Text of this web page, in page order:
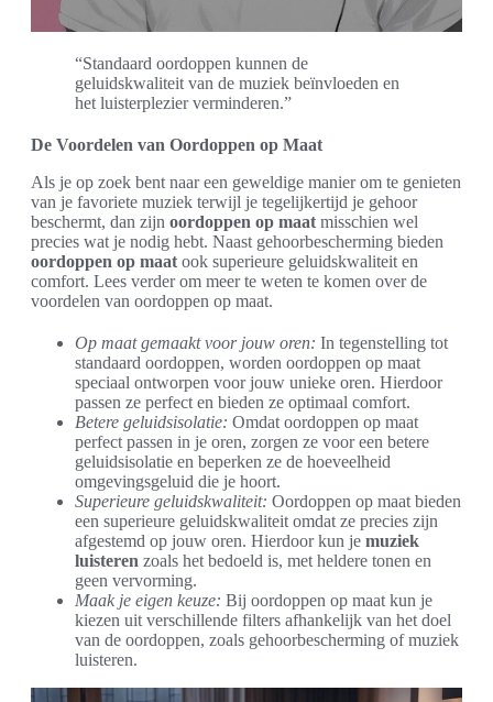
“Standaard oordoppen kunnen de
geluidskwaliteit van de muziek beïnvloeden en
het luisterplezier verminderen.”
De Voordelen van Oordoppen op Maat
Als je op zoek bent naar een geweldige manier om te genieten
van je favoriete muziek terwijl je tegelijkertijd je gehoor
beschermt, dan zijn oordoppen op maat misschien wel
precies wat je nodig hebt. Naast gehoorbescherming bieden
oordoppen op maat ook superieure geluidskwaliteit en
comfort. Lees verder om meer te weten te komen over de
voordelen van oordoppen op maat.
Op maat gemaakt voor jouw oren: In tegenstelling tot
standaard oordoppen, worden oordoppen op maat
speciaal ontworpen voor jouw unieke oren. Hierdoor
passen ze perfect en bieden ze optimaal comfort.
Betere geluidsisolatie: Omdat oordoppen op maat
perfect passen in je oren, zorgen ze voor een betere
geluidsisolatie en beperken ze de hoeveelheid
omgevingsgeluid die je hoort.
Superieure geluidskwaliteit: Oordoppen op maat bieden
een superieure geluidskwaliteit omdat ze precies zijn
afgestemd op jouw oren. Hierdoor kun je muziek
luisteren zoals het bedoeld is, met heldere tonen en
geen vervorming.
Maak je eigen keuze: Bij oordoppen op maat kun je
kiezen uit verschillende filters afhankelijk van het doel
van de oordoppen, zoals gehoorbescherming of muziek
luisteren.